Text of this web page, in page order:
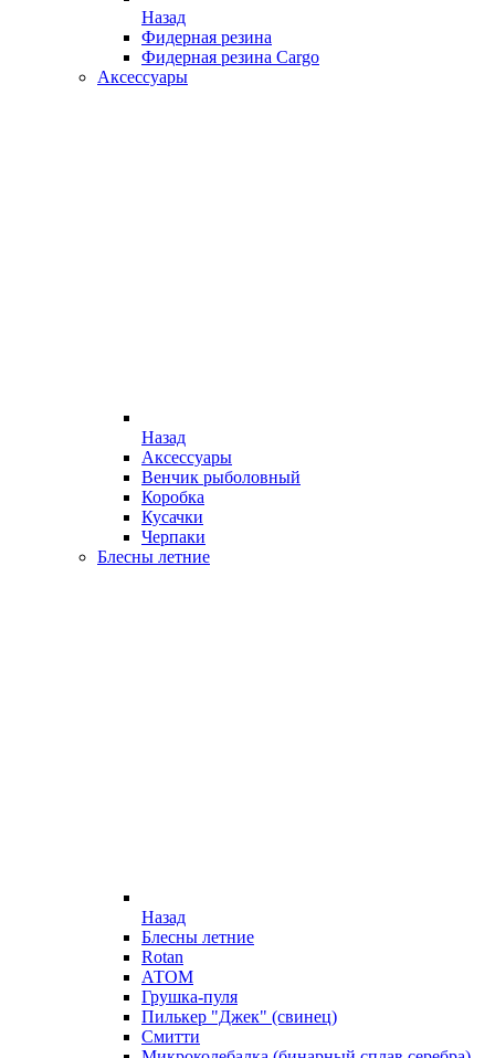
Назад
Фидерная резина
Фидерная резина Cargo
Аксессуары
Назад
Аксессуары
Венчик рыболовный
Коробка
Кусачки
Черпаки
Блесны летние
Назад
Блесны летние
Rotan
АТОМ
Грушка-пуля
Пилькер "Джек" (свинец)
Смитти